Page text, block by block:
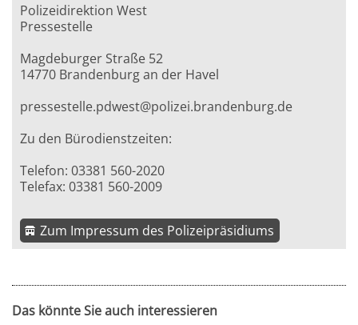
Polizeidirektion West
Pressestelle
Magdeburger Straße 52
14770 Brandenburg an der Havel
pressestelle.pdwest@polizei.brandenburg.de
Zu den Bürodienstzeiten:
Telefon: 03381 560-2020
Telefax: 03381 560-2009
Zum Impressum des Polizeipräsidiums
Das könnte Sie auch interessieren